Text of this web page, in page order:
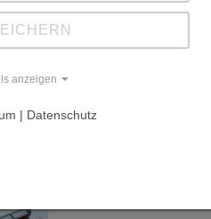
anzeigen
| Datenschutz